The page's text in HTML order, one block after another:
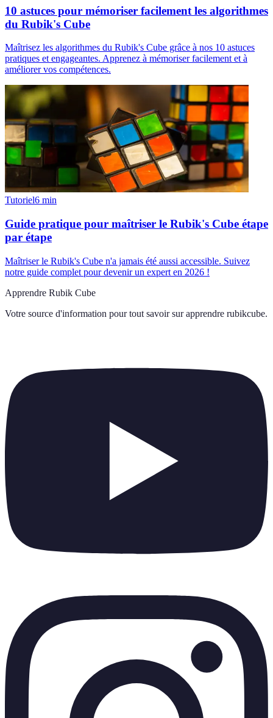
10 astuces pour mémoriser facilement les algorithmes
du Rubik's Cube
Maîtrisez les algorithmes du Rubik's Cube grâce à nos 10 astuces
pratiques et engageantes. Apprenez à mémoriser facilement et à
améliorer vos compétences.
Tutoriel6 min
Guide pratique pour maîtriser le Rubik's Cube étape
par étape
Maîtriser le Rubik's Cube n'a jamais été aussi accessible. Suivez
notre guide complet pour devenir un expert en 2026 !
Apprendre Rubik Cube
Votre source d'information pour tout savoir sur apprendre rubikcube.